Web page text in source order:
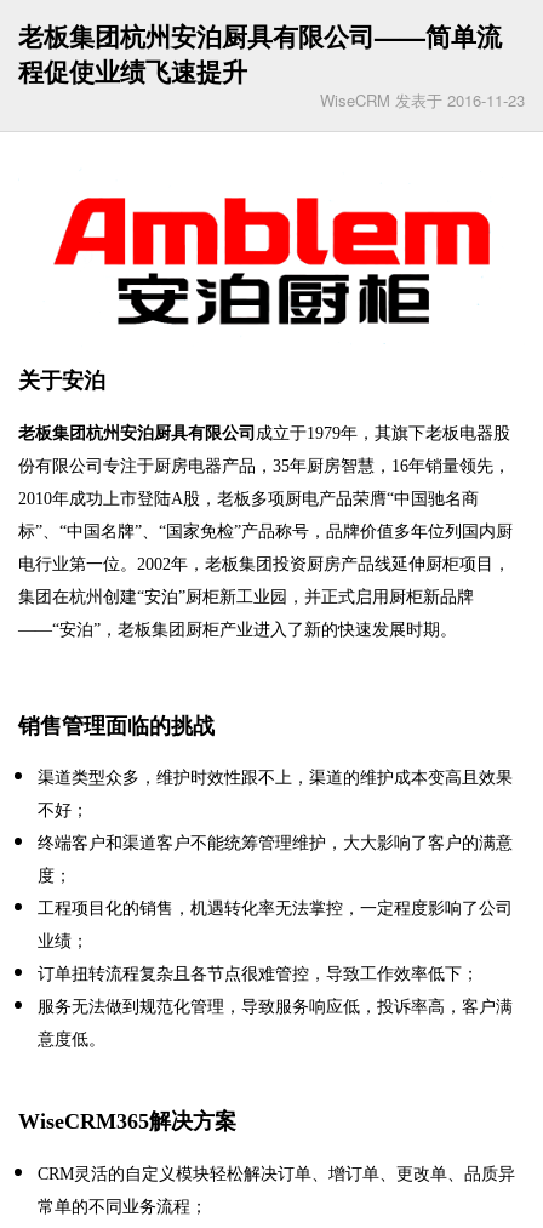
老板集团杭州安泊厨具有限公司——简单流
程促使业绩飞速提升
WiseCRM 发表于 2016-11-23
关于安泊
老板集团杭州安泊厨具有限公司 成立于1979年，其旗下老板电器股
份有限公司专注于厨房电器产品， 35年厨房智慧， 16年销量领先，
2010年成功上市登陆A 股，老板多项厨电产品荣膺“中国驰名商
标”、“中国名牌”、“国家免检”产品称号，品牌价值多年位列国内厨
电行业第一位。 2002年，老板集团投资厨房产品线延伸厨柜项目，
集团在杭州创建“安泊”厨柜新工业园，并正式启用厨柜新品牌
——“安泊”，老板集团厨柜产业进入了新的快速发展时期。
销售管理面临的挑战
渠道类型众多，维护时效性跟不上，渠道的维护成本变高且效果
不好；
终端客户和渠道客户不能统筹管理维护，大大影响了客户的满意
度；
工程项目化的销售，机遇转化率无法掌控，一定程度影响了公司
业绩；
订单扭转流程复杂且各节点很难管控，导致工作效率低下；
服务无法做到规范化管理，导致服务响应低，投诉率高，客户满
意度低。
WiseCRM365解决方案
CRM灵活的自定义模块轻松解决订单、增订单、更改单、品质异
常单的不同业务流程；